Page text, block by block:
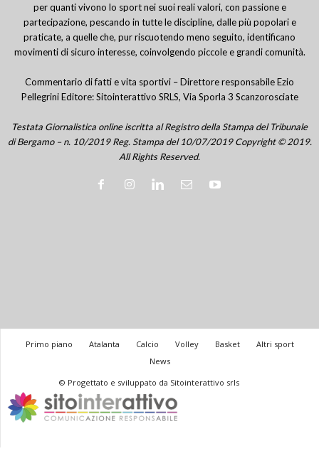
per quanti vivono lo sport nei suoi reali valori, con passione e
partecipazione, pescando in tutte le discipline, dalle più popolari e
praticate, a quelle che, pur riscuotendo meno seguito, identificano
movimenti di sicuro interesse, coinvolgendo piccole e grandi comunità.
Commentario di fatti e vita sportivi – Direttore responsabile Ezio
Pellegrini Editore: Sitointerattivo SRLS, Via Sporla 3 Scanzorosciate
Testata Giornalistica online iscritta al Registro della Stampa del Tribunale
di Bergamo – n. 10/2019 Reg. Stampa del 10/07/2019 Copyright © 2019.
All Rights Reserved.
Primo piano Atalanta Calcio Volley Basket
Altri sport
News
© Progettato e sviluppato da Sitointerattivo srls